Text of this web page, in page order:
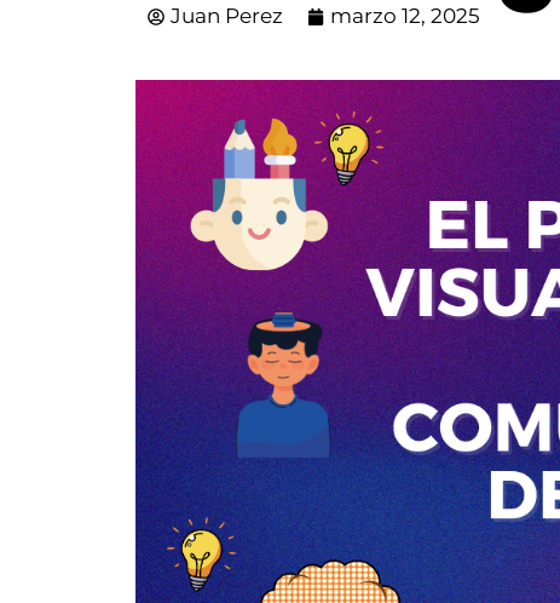
Juan Perez marzo 12, 2025